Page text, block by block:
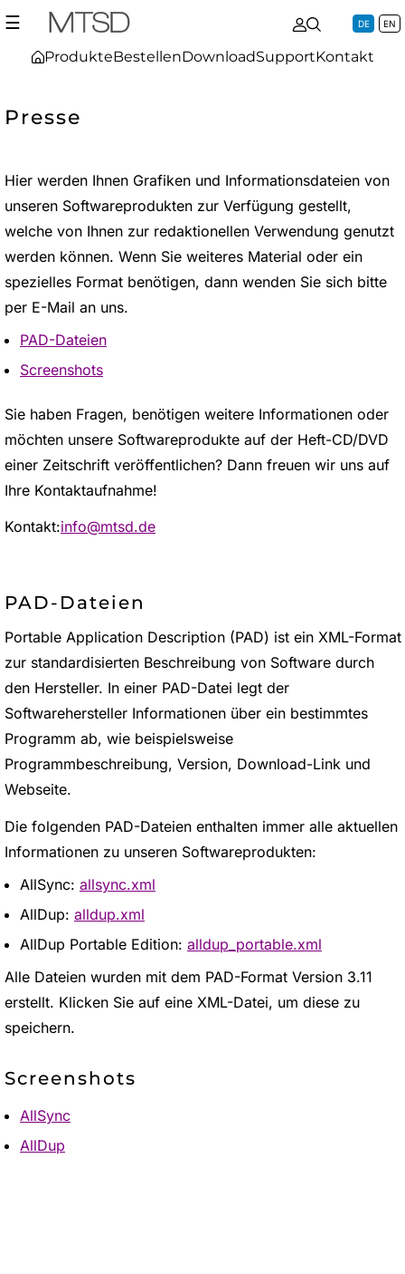
☰
ProdukteBestellenDownloadSupportKontakt
DE EN
Presse
Hier werden Ihnen Grafiken und Informationsdateien von
unseren Softwareprodukten zur Verfügung gestellt,
welche von Ihnen zur redaktionellen Verwendung genutzt
werden können. Wenn Sie weiteres Material oder ein
spezielles Format benötigen, dann wenden Sie sich bitte
per E-Mail an uns.
PAD-Dateien
Screenshots
Sie haben Fragen, benötigen weitere Informationen oder
möchten unsere Softwareprodukte auf der Heft-CD/DVD
einer Zeitschrift veröffentlichen? Dann freuen wir uns auf
Ihre Kontaktaufnahme!
Kontakt:info@mtsd.de
PAD-Dateien
Portable Application Description (PAD) ist ein XML-Format
zur standardisierten Beschreibung von Software durch
den Hersteller. In einer PAD-Datei legt der
Softwarehersteller Informationen über ein bestimmtes
Programm ab, wie beispielsweise
Programmbeschreibung, Version, Download-Link und
Webseite.
Die folgenden PAD-Dateien enthalten immer alle aktuellen
Informationen zu unseren Softwareprodukten:
AllSync: allsync.xml
AllDup: alldup.xml
AllDup Portable Edition: alldup_portable.xml
Alle Dateien wurden mit dem PAD-Format Version 3.11
erstellt. Klicken Sie auf eine XML-Datei, um diese zu
speichern.
Screenshots
AllSync
AllDup